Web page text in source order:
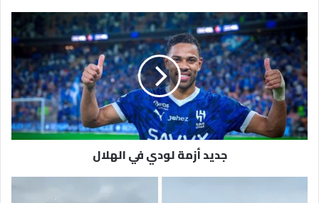
جديد
أزمة
لودي
في
الهلال
جديد أزمة لودي في الهلال